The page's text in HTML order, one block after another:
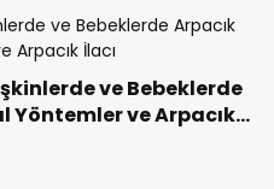
ve Bebeklerde
Yöntemler ve Arpacık